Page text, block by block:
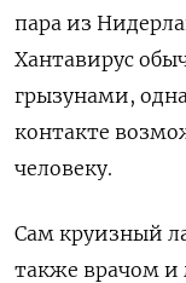
пара из
Хантавирус
грызунами,
контакте
человеку.
Сам ​круизный
также врачом и